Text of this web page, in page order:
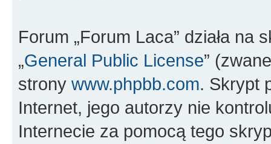
Forum „Forum Laca” działa
„General Public License”
strony www.phpbb.com. Skrypt
Internet, jego autorzy nie
Internecie za pomocą tego